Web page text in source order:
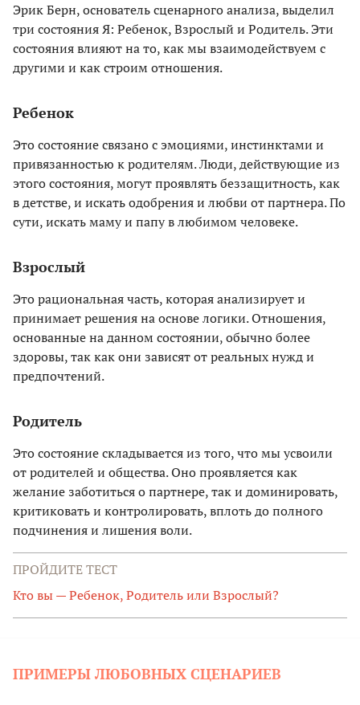
Эрик Берн, основатель сценарного анализа, выделил
три состояния Я: Ребенок, Взрослый и Родитель. Эти
состояния влияют на то, как мы взаимодействуем с
другими и как строим отношения.
Ребенок
Это состояние связано с эмоциями, инстинктами и
привязанностью к родителям. Люди, действующие из
этого состояния, могут проявлять беззащитность, как
в детстве, и искать одобрения и любви от партнера. По
сути, искать маму и папу в любимом человеке.
Взрослый
Это рациональная часть, которая анализирует и
принимает решения на основе логики. Отношения,
основанные на данном состоянии, обычно более
здоровы, так как они зависят от реальных нужд и
предпочтений.
Родитель
Это состояние складывается из того, что мы усвоили
от родителей и общества. Оно проявляется как
желание заботиться о партнере, так и доминировать,
критиковать и контролировать, вплоть до полного
подчинения и лишения воли.
ПРОЙДИТЕ ТЕСТ
Кто вы — Ребенок, Родитель или Взрослый?
ПРИМЕРЫ ЛЮБОВНЫХ СЦЕНАРИЕВ